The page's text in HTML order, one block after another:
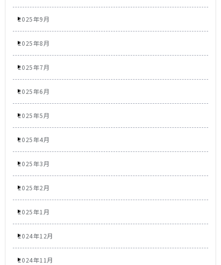
2025年9月
2025年8月
2025年7月
2025年6月
2025年5月
2025年4月
2025年3月
2025年2月
2025年1月
2024年12月
2024年11月